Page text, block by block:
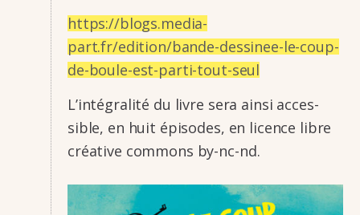
https://blogs.media­
part.fr/edition/bande-dessi­nee-le-coup-
de-boule-est-parti-tout-seul
L’in­té­gra­lité du livre sera ainsi acces­
sible, en huit épisodes, en licence libre
créa­tive commons by-nc-nd.